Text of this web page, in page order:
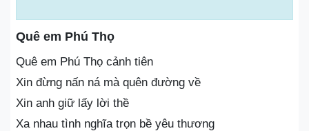
Quê em Phú Thọ
Quê em Phú Thọ cảnh tiên
Xin đừng nấn ná mà quên đường về
Xin anh giữ lấy lời thề
Xa nhau tình nghĩa trọn bề yêu thương